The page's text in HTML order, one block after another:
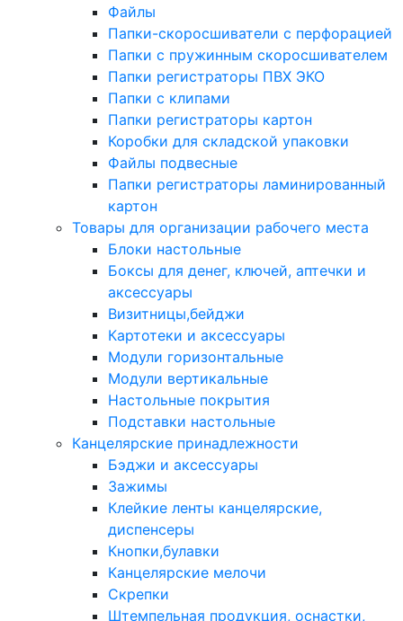
Файлы
Папки-скоросшиватели с перфорацией
Папки с пружинным скоросшивателем
Папки регистраторы ПВХ ЭКО
Папки с клипами
Папки регистраторы картон
Коробки для складской упаковки
Файлы подвесные
Папки регистраторы ламинированный
картон
Товары для организации рабочего места
Блоки настольные
Боксы для денег, ключей, аптечки и
аксессуары
Визитницы,бейджи
Картотеки и аксессуары
Модули горизонтальные
Модули вертикальные
Настольные покрытия
Подставки настольные
Канцелярские принадлежности
Бэджи и аксессуары
Зажимы
Клейкие ленты канцелярские,
диспенсеры
Кнопки,булавки
Канцелярские мелочи
Скрепки
Штемпельная продукция, оснастки,